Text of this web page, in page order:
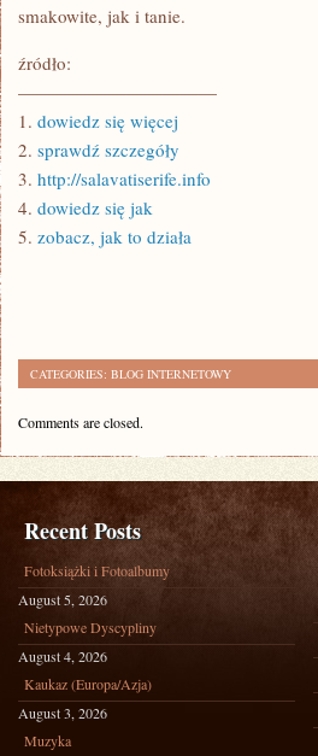
smakowite, jak i tanie.
źródło:
———————————
1. dowiedz się więcej
2. sprawdź szczegóły
3. http://salavatiserife.info
4. dowiedz się jak
5. zobacz, jak to działa
CATEGORIES: BLOG INTERNETOWY
Comments are closed.
Recent Posts
Fotoksiążki i Fotoalbumy
August 5, 2026
Nietypowe Dyscypliny
August 4, 2026
Kaukaz (Europa/Azja)
August 3, 2026
Muzyka